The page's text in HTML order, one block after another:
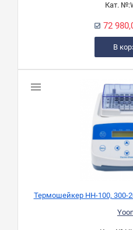
Кат. №:
72
В
Термошейкер HH-100, 300-